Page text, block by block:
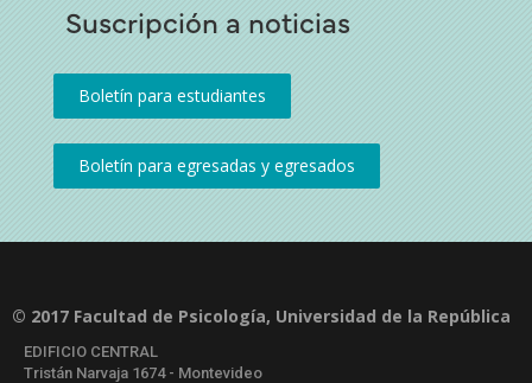
Suscripción a noticias
© 2017 Facultad de Psicología, Universidad de la República
EDIFICIO CENTRAL
Tristán Narvaja 1674 - Montevideo